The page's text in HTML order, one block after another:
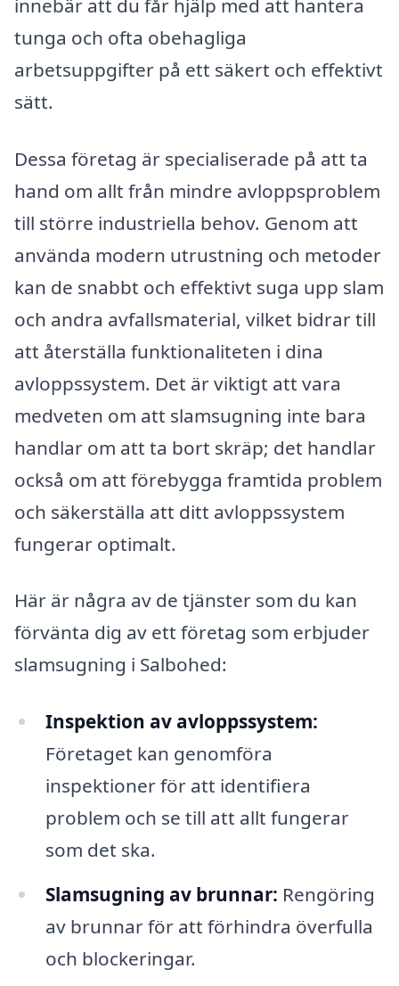
innebär att du får hjälp med att hantera
tunga och ofta obehagliga
arbetsuppgifter på ett säkert och effektivt
sätt.
Dessa företag är specialiserade på att ta
hand om allt från mindre avloppsproblem
till större industriella behov. Genom att
använda modern utrustning och metoder
kan de snabbt och effektivt suga upp slam
och andra avfallsmaterial, vilket bidrar till
att återställa funktionaliteten i dina
avloppssystem. Det är viktigt att vara
medveten om att slamsugning inte bara
handlar om att ta bort skräp; det handlar
också om att förebygga framtida problem
och säkerställa att ditt avloppssystem
fungerar optimalt.
Här är några av de tjänster som du kan
förvänta dig av ett företag som erbjuder
slamsugning i Salbohed:
Inspektion av avloppssystem:
Företaget kan genomföra
inspektioner för att identifiera
problem och se till att allt fungerar
som det ska.
Slamsugning av brunnar: Rengöring
av brunnar för att förhindra överfulla
och blockeringar.